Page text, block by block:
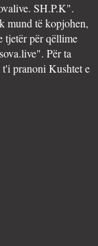
SH.P.K".
mund të kopjohen,
tjetër për qëllime
Për ta
pranoni Kushtet e